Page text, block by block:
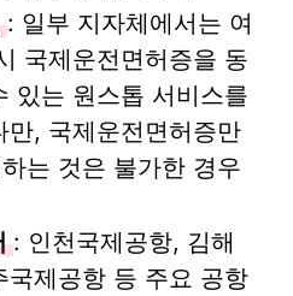
: 일부 지자체에서는 여
국제운전면허증을 동
있는 원스톱 서비스를
만, 국제운전면허증만
는 것은 불가한 경우
: 인천국제공항, 김해
국제공항 등 주요 공항